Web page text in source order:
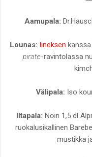
Aamupala:
Lounas: Iineksen kanssa
pirate-ravintolassa
Välipala: Iso
Iltapala: Noin 1,5 dl
ruokalusikallinen
mustikka